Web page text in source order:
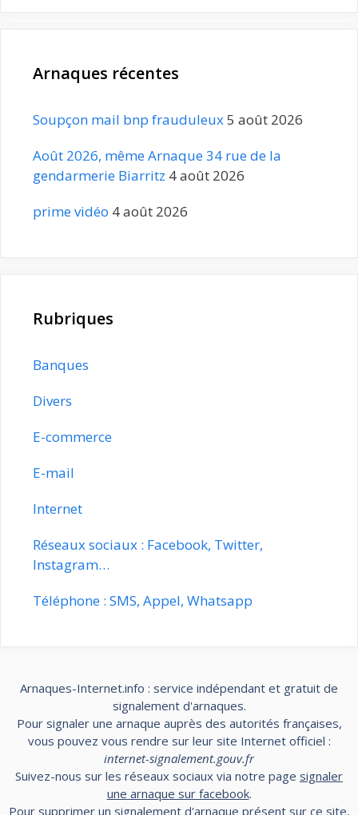
Arnaques récentes
Soupçon mail bnp frauduleux5 août 2026
Août 2026, même Arnaque 34 rue de la
gendarmerie Biarritz 4 août 2026
prime vidéo 4 août 2026
Rubriques
Banques
Divers
E-commerce
E-mail
Internet
Réseaux sociaux : Facebook, Twitter,
Instagram…
Téléphone : SMS, Appel, Whatsapp
Arnaques-Internet.info : service indépendant et gratuit de
signalement d'arnaques.
Pour signaler une arnaque auprès des autorités françaises,
vous pouvez vous rendre sur leur site Internet officiel :
internet-signalement.gouv.fr
Suivez-nous sur les réseaux sociaux via notre page signaler
une arnaque sur facebook.
Pour supprimer un signalement d'arnaque présent sur ce site,